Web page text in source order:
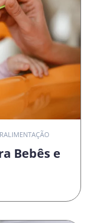
ALIMENTAÇÃO
Bebês e